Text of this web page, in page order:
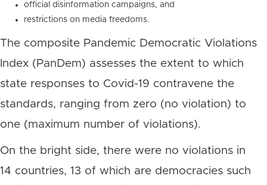
official disinformation campaigns, and
restrictions on media freedoms.
The composite Pandemic Democratic Violations
Index (PanDem) assesses the extent to which
state responses to Covid-19 contravene the
standards, ranging from zero (no violation) to
one (maximum number of violations).
On the bright side, there were no violations in
14 countries, 13 of which are democracies such